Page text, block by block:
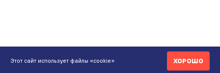
Этот сайт использует файлы «cookie» ХОРОШО